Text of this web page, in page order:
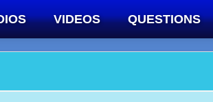
VIDEOS QUESTIONS